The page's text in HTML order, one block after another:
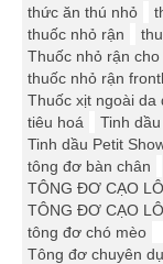
thức ăn thú nhỏ
thuốc nhỏ rận
Thuốc nhỏ rận
thuốc nhỏ rận
Thuốc xịt ngoài da
tiêu hoá
Tinh dầu
Tinh dầu Petit
tông đơ bàn chân
TÔNG ĐƠ CẠO
TÔNG ĐƠ CẠO
tông đơ chó mèo
Tông đơ chuyên